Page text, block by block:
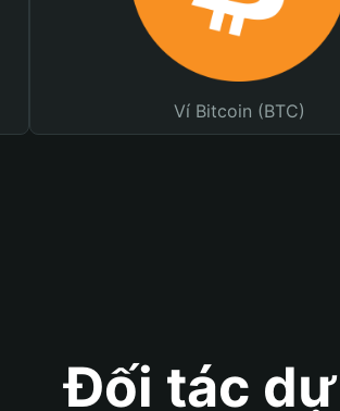
Ví Bitcoin (BTC)
Đối tác